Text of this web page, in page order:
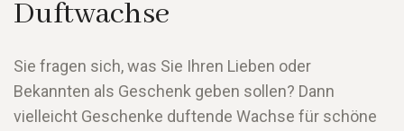
Duftwachse
Sie fragen sich, was Sie Ihren Lieben oder
Bekannten als Geschenk geben sollen? Dann
vielleicht Geschenke duftende Wachse für schöne